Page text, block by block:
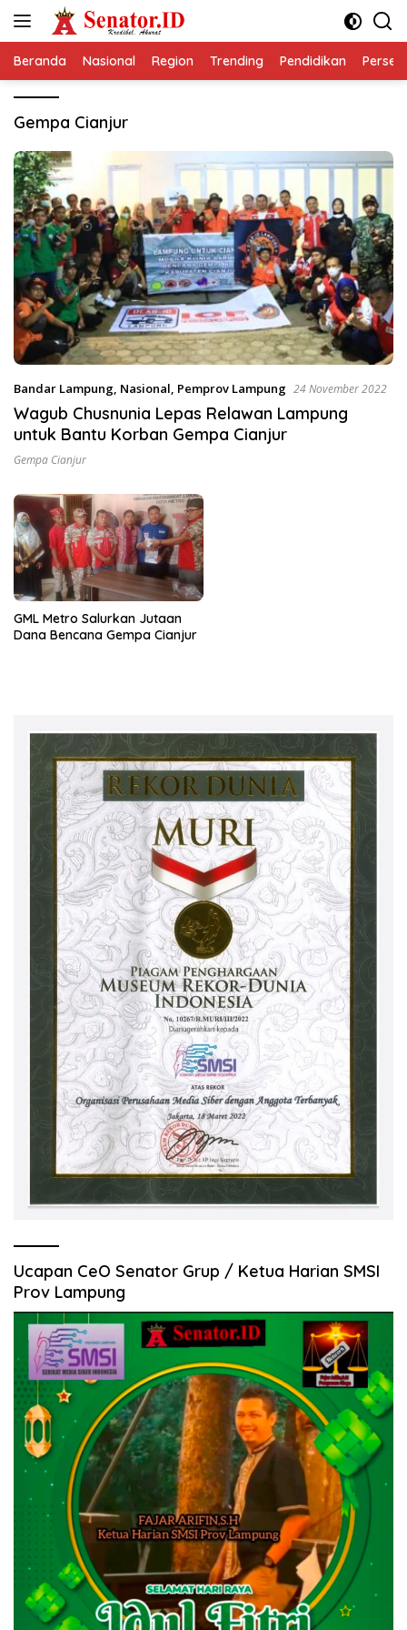
Beranda Nasional Region Trending Pendidikan
Gempa Cianjur
Bandar Lampung, Nasional, Pemprov Lampung 24 November 2022
Wagub Chusnunia Lepas Relawan Lampung
untuk Bantu Korban Gempa Cianjur
Gempa Cianjur
GML Metro Salurkan Jutaan
Dana Bencana Gempa Cianjur
Ucapan CeO Senator Grup / Ketua Harian SMSI
Prov Lampung